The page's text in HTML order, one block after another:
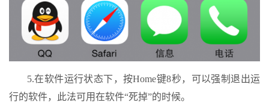
5.在软件运行状态下，按Home键8秒，可以强制退出运
行的软件，此法可用在软件“死掉”的时候。